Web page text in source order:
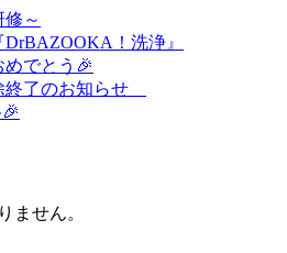
～
！洗浄』
めでとう🎉
終了のお知らせ
ません。